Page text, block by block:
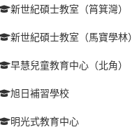
新世紀碩士教室（筲箕灣）
新世紀碩士教室（馬寶學林）
早慧兒童教育中心（北角）
旭日補習學校
明光式教育中心